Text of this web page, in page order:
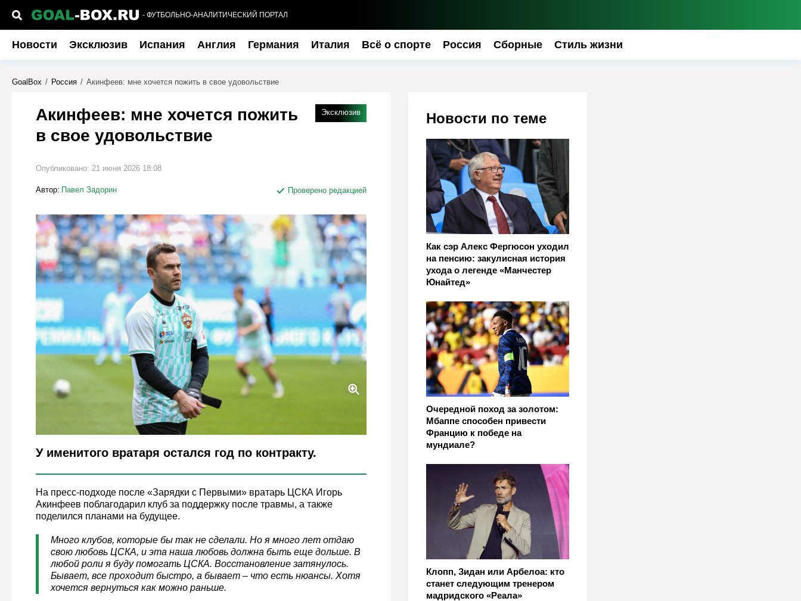
- ФУТБОЛЬНО-АНАЛИТИЧЕСКИЙ ПОРТАЛ
Новости Эксклюзив Испания Англия Германия Италия Всё о спорте Россия Сборные Стиль жизни
GoalBox / Россия / Акинфеев: мне хочется пожить в свое удовольствие
Новости по теме
Как сэр Алекс Фергюсон уходил
на пенсию: закулисная история
ухода о легенде «Манчестер
Юнайтед»
Очередной поход за золотом:
Мбаппе способен привести
Францию к победе на
мундиале?
Клопп, Зидан или Арбелоа: кто
станет следующим тренером
мадридского «Реала»
Эксклюзив
Акинфеев: мне хочется пожить
в свое удовольствие
Опубликовано: 21 июня 2026 18:08
Автор: Павел Задорин Проверено редакцией
Legion-Media
У именитого вратаря остался год по контракту.
На пресс-подходе после «Зарядки с Первыми» вратарь ЦСКА Игорь
Акинфеев поблагодарил клуб за поддержку после травмы, а также
поделился планами на будущее.
Много клубов, которые бы так не сделали. Но я много лет отдаю
свою любовь ЦСКА, и эта наша любовь должна быть еще дольше. В
любой роли я буду помогать ЦСКА. Восстановление затянулось.
Бывает, все проходит быстро, а бывает – что есть нюансы. Хотя
хочется вернуться как можно раньше.